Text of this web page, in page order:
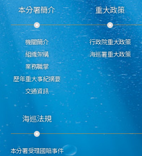
本分署簡介
機關簡介
組織架構
業務職掌
歷年重大事紀摘要
交通資訊
重大政策
行政院重大政策
海巡署重大政策
海巡法規
本分署受理國賠事件